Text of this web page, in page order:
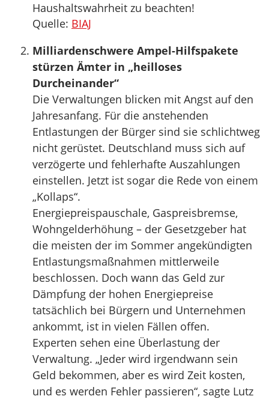
Haushaltswahrheit zu beachten!
Quelle: BIAJ
Milliardenschwere Ampel-Hilfspakete
stürzen Ämter in „heilloses
Durcheinander“
Die Verwaltungen blicken mit Angst auf den
Jahresanfang. Für die anstehenden
Entlastungen der Bürger sind sie schlichtweg
nicht gerüstet. Deutschland muss sich auf
verzögerte und fehlerhafte Auszahlungen
einstellen. Jetzt ist sogar die Rede von einem
„Kollaps“.
Energiepreispauschale, Gaspreisbremse,
Wohngelderhöhung – der Gesetzgeber hat
die meisten der im Sommer angekündigten
Entlastungsmaßnahmen mittlerweile
beschlossen. Doch wann das Geld zur
Dämpfung der hohen Energiepreise
tatsächlich bei Bürgern und Unternehmen
ankommt, ist in vielen Fällen offen.
Experten sehen eine Überlastung der
Verwaltung. „Jeder wird irgendwann sein
Geld bekommen, aber es wird Zeit kosten,
und es werden Fehler passieren“, sagte Lutz